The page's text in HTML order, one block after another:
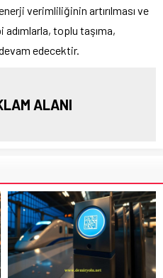
verimliliğinin artırılması ve
adımlarla, toplu taşıma,
edecektir.
ALANI